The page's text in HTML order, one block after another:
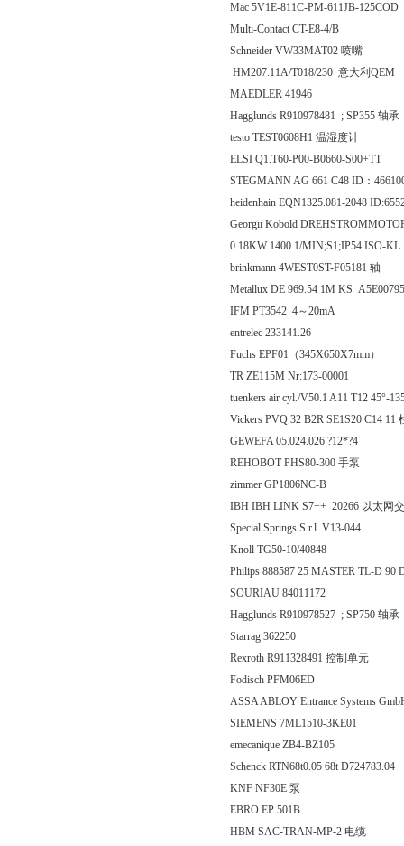
Mac 5V1E-811C-PM-611JB-125COD
Multi-Contact CT-E8-4/B
Schneider VW33MAT02 喷嘴
HM207.11A/T018/230 意大利QEM
MAEDLER 41946
Hagglunds R910978481 ; SP355 轴承
testo TEST0608H1 温湿度计
ELSI Q1.T60-P00-B0660-S00+TT
STEGMANN AG 661 C48 ID：
heidenhain EQN1325.081-2048
Georgii Kobold
0.18KW 1400 1/MIN;S1;IP54 ISO-
brinkmann 4WEST0ST-F05181 轴
Metallux DE 969.54 1M KS
IFM PT3542 4～20mA
entrelec 233141.26
Fuchs EPF01（345X650X7mm）
TR ZE115M Nr:173-00001
tuenkers air cyl./V50.1 A11 T12 45°-
Vickers PVQ 32 B2R SE1S20 C14 11
GEWEFA 05.024.026 ?12*?4
REHOBOT PHS80-300 手泵
zimmer GP1806NC-B
IBH IBH LINK S7++ 20266 以太网
Special Springs S.r.l. V13-044
Knoll TG50-10/40848
Philips 888587 25 MASTER TL-D 90
SOURIAU 84011172
Hagglunds R910978527 ; SP750 轴承
Starrag 362250
Rexroth R911328491 控制单元
Fodisch PFM06ED
ASSA ABLOY Entrance Systems
SIEMENS 7ML1510-3KE01
emecanique ZB4-BZ105
Schenck RTN68t0.05 68t D724783.04
KNF NF30E 泵
EBRO EP 501B
HBM SAC-TRAN-MP-2 电缆